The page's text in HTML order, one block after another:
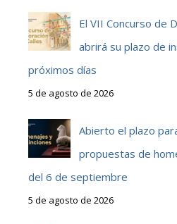
El VII Concurso de
abrirá su plazo de
próximos días
5 de agosto de 2026
Abierto el plazo
propuestas de
del 6 de septiembre
5 de agosto de 2026